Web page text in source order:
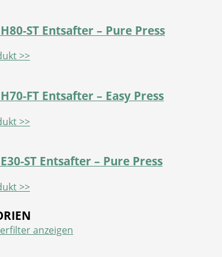
ST Entsafter – Pure Press
>>
FT Entsafter – Easy Press
>>
ST Entsafter – Pure Press
>>
anzeigen